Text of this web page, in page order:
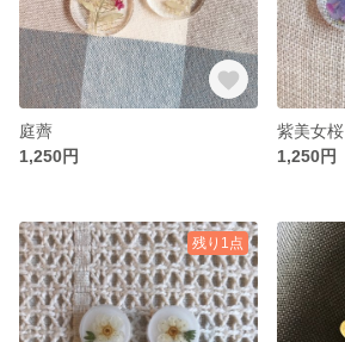
庭薺
1,250円
紫美女桜
1,250円
残り1点